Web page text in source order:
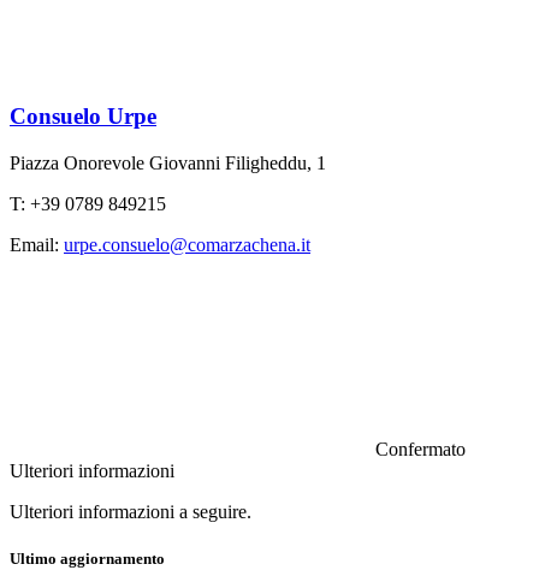
Consuelo Urpe
Piazza Onorevole Giovanni Filigheddu, 1
T: +39 0789 849215
Email: urpe.consuelo@comarzachena.it
Confermato
Ulteriori informazioni
Ulteriori informazioni a seguire.
Ultimo aggiornamento